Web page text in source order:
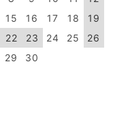
15 16 17 18
19
22 23 24 25
26
29 30